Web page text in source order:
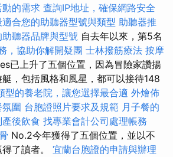
的需求 查詢IP地址，確保網路安全
合您的助聽器型號與類型 助聽器推
聽器品牌與型號 自去年以來，第5名
，協助你解開疑團 士林撥筋療法 按摩
已上升了五個位置，因為冒險家讚揚
，包括風格和風星，都可以接待148
型的養老院，讓您選擇最合適 外燴佈
圍 台胞證照片要求及規範 月子餐的
後飲食 找專業會計公司處理帳務
No.2今年獲得了五個位置，並以不
了讀者。 宜蘭台胞證的申請與辦理